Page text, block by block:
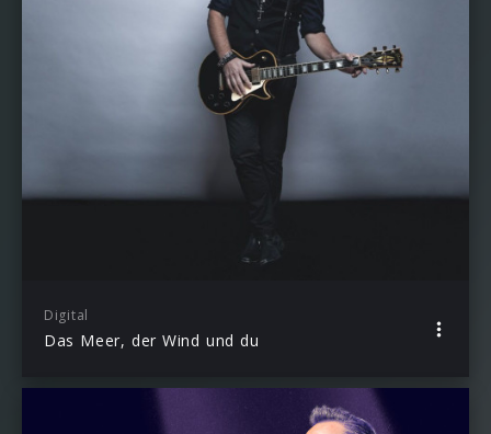
Digital
Das Meer, der Wind und du